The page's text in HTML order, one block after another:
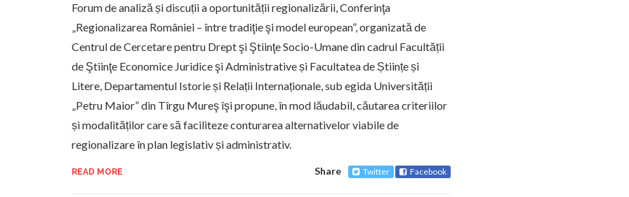
Forum de analiză și discuții a oportunității regionalizării, Conferinţa
„Regionalizarea României – între tradiţie şi model european”, organizată de
Centrul de Cercetare pentru Drept şi Ştiinţe Socio-Umane din cadrul Facultății
de Ştiinţe Economice Juridice şi Administrative și Facultatea de Științe și
Litere, Departamentul Istorie și Relații Internaționale, sub egida Universității
„Petru Maior” din Tîrgu Mureş îşi propune, în mod lăudabil, căutarea criteriilor
și modalităților care să faciliteze conturarea alternativelor viabile de
regionalizare în plan legislativ și administrativ.
READ MORE Share Twitter Facebook